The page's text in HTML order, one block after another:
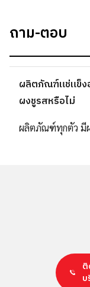
ถาม-ตอบ
ผลิตภัณฑ์แช่แข็ง
ผงชูรสหรือไม่
ผลิตภัณฑ์ทุกตัว มี
บ